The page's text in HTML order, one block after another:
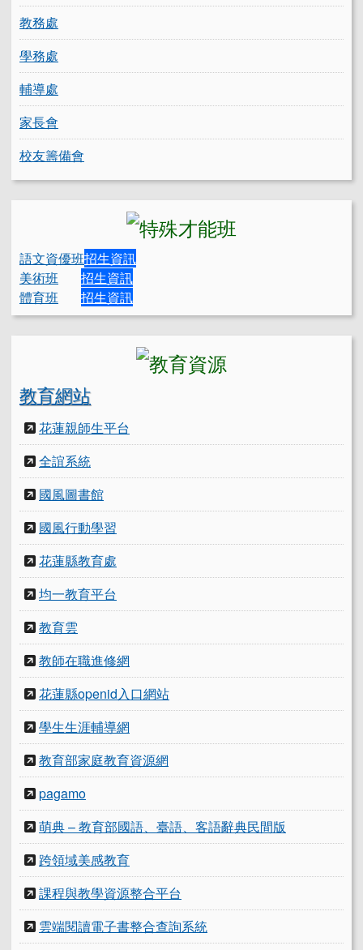
教務處
學務處
輔導處
家長會
校友籌備會
語文資優班招生資訊
美術班
招生資訊
體育班
招生資訊
教育網站
花蓮親師生平台
全誼系統
國風圖書館
國風行動學習
花蓮縣教育處
均一教育平台
教育雲
教師在職進修網
花蓮縣openid入口網站
學生生涯輔導網
教育部家庭教育資源網
pagamo
萌典 – 教育部國語、臺語、客語辭典民間版
跨領域美感教育
課程與教學資源整合平台
雲端閱讀電子書整合查詢系統